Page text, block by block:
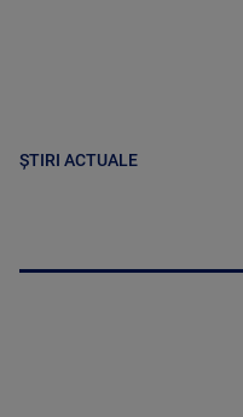
ȘTIRI ACTUALE